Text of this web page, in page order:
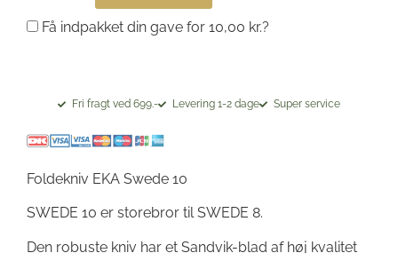
Få indpakket din gave for 10,00 kr.?
Fri fragt ved 699.- Levering 1-2 dage Super service
Foldekniv EKA Swede 10
SWEDE 10 er storebror til SWEDE 8.
Den robuste kniv har et Sandvik-blad af høj kvalitet